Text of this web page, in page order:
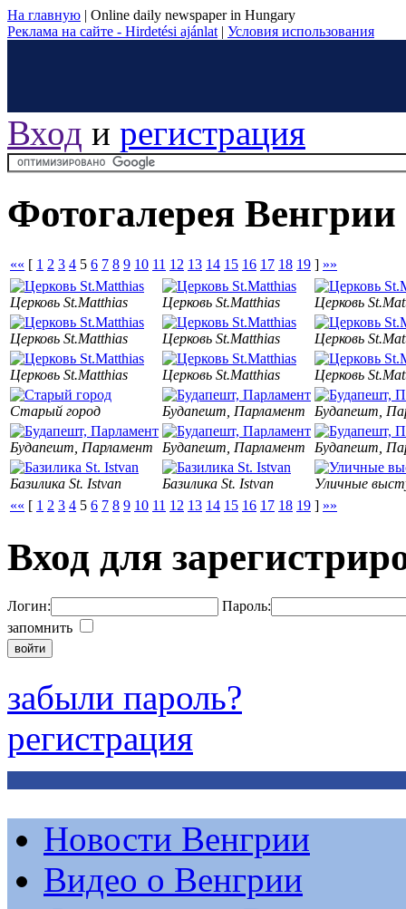
На главную | Online daily newspaper in Hungary
Реклама на сайте - Hirdetési ajánlat | Условия использования
Вход и регистрация
Фотогалерея Венгрии
«« [ 1 2 3 4 5 6 7 8 9 10 11 12 13 14 15 16 17 18 19 ] »»
Церковь St.Matthias Церковь St.Matthias Церковь
Церковь St.Matthias Церковь St.Matthias Церковь
Церковь St.Matthias Церковь St.Matthias Церковь
Старый город Будапешт, Парламент Будапешт,
Будапешт, Парламент Будапешт, Парламент Будапешт,
Базилика St. Istvan Базилика St. Istvan
Уличные
«« [ 1 2 3 4 5 6 7 8 9 10 11 12 13 14 15 16 17 18 19 ] »»
Вход для
Логин:
Пароль:
запомнить
забыли пароль?
регистрация
Новости Венгрии
Видео о Венгрии